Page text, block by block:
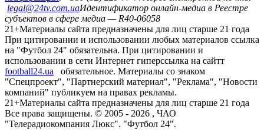
legal@24tv.com.uaИдентификатор онлайн-медиа в Реестре
субъектов в сфере медиа — R40-06058
21+Материалы сайта предназначены для лиц старше 21 года
При цитировании и использовании любых материалов ссылка
на "Футбол 24" обязательна. При цитировании и
использовании в сети Интернет гиперссылка на сайтт
football24.ua
обязательное. Материалы со знаком
"Спецпроект", "Партнерский материал", "Реклама", "Новости
компаний" публикуем на правах рекламы.
21+Материалы сайта предназначены для лиц старше 21 года
Все права защищены. © 2005 - 2026 , ЧАО
"Телерадиокомпания Люкс". "Футбол 24".